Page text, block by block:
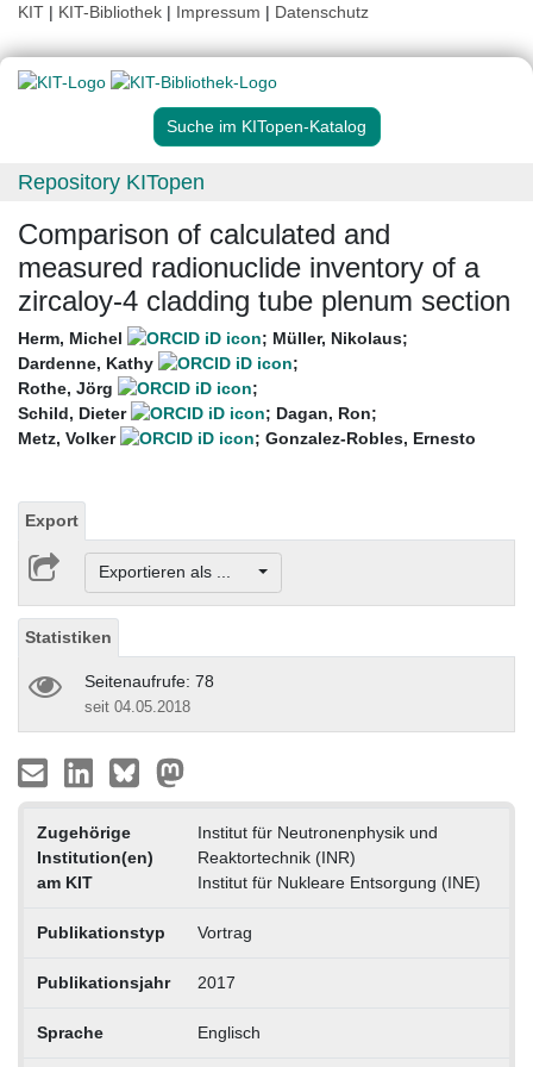
KIT | KIT-Bibliothek | Impressum | Datenschutz
Suche im KITopen-Katalog
Repository KITopen
Comparison of calculated and
measured radionuclide inventory of a
zircaloy-4 cladding tube plenum section
Herm, Michel ; Müller, Nikolaus;
Dardenne, Kathy
;
Rothe, Jörg
;
Schild, Dieter
; Dagan, Ron;
Metz, Volker
; Gonzalez-Robles, Ernesto
Export
Exportieren als ...
Statistiken
Seitenaufrufe: 78
seit 04.05.2018
Zugehörige
Institution(en)
am KIT
Institut für Neutronenphysik und
Reaktortechnik (INR)
Institut für Nukleare Entsorgung (INE)
Publikationstyp Vortrag
Publikationsjahr 2017
Sprache Englisch